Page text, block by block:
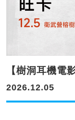
【樹洞耳機電
2026.12.05